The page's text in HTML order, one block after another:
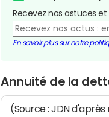
Recevez nos astuces
En savoir plus sur notre
Annuité de la
(Source : JDN